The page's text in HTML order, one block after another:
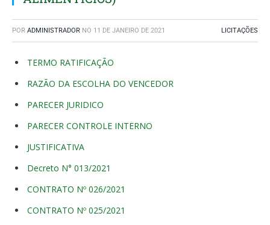
POR ADMINISTRADOR NO 11 DE JANEIRO DE 2021 LICITAÇÕES
TERMO RATIFICAÇÃO
RAZÃO DA ESCOLHA DO VENCEDOR
PARECER JURIDICO
PARECER CONTROLE INTERNO
JUSTIFICATIVA
Decreto N° 013/2021
CONTRATO Nº 026/2021
CONTRATO Nº 025/2021